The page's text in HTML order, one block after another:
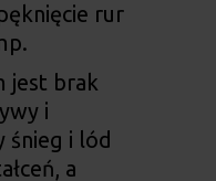
rur
jest brak
i
śnieg i lód
a